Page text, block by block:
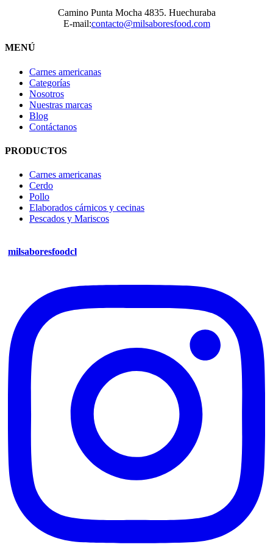
Camino Punta Mocha 4835. Huechuraba
E-mail:contacto@milsaboresfood.com
MENÚ
Carnes americanas
Categorías
Nosotros
Nuestras marcas
Blog
Contáctanos
PRODUCTOS
Carnes americanas
Cerdo
Pollo
Elaborados cárnicos y cecinas
Pescados y Mariscos
milsaboresfoodcl